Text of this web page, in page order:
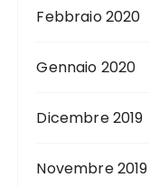
Febbraio 2020
Gennaio 2020
Dicembre 2019
Novembre 2019